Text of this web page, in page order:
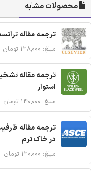
محصولات مشابه
ترجمه مقاله
مبلغ: ۱۲۸,۰۰۰ تومان
ترجمه مقاله
استوار
مبلغ: ۱۴۰,۰۰۰ تومان
ترجمه مقاله
در خاک نرم
مبلغ: ۱۲۰,۰۰۰ تومان